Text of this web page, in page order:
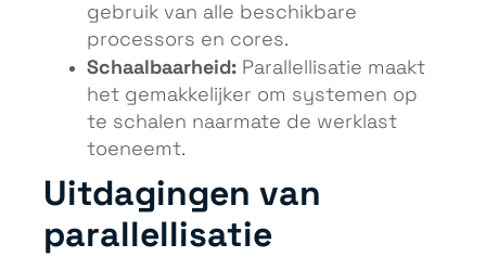
gebruik van alle beschikbare
processors en cores.
Schaalbaarheid: Parallellisatie maakt
het gemakkelijker om systemen op
te schalen naarmate de werklast
toeneemt.
Uitdagingen van
parallellisatie